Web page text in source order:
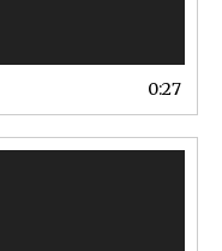
0:27